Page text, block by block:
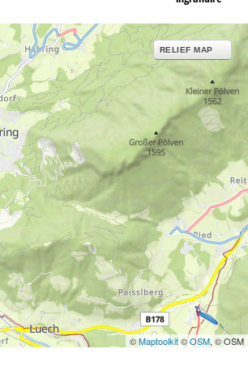
RELIEF MAP
©Maptoolkit©OSM, © OSM